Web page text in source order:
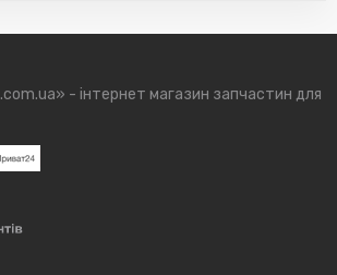
- інтернет магазин запчастин для